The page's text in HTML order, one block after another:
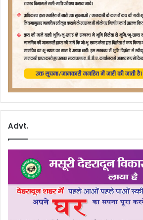
Advt.